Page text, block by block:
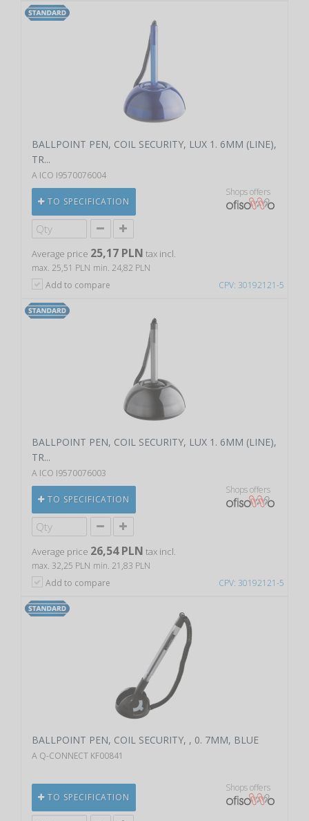
CPV: 30192121-5
BALLPOINT PEN, COIL SECURITY, LUX 1. 6MM (LINE),
TR...
A ICO I9570076004
TO SPECIFICATION
Shops offers
Average price 25,17 PLN tax incl.
max. 25,51 PLN min. 24,82 PLN
Add to compare
CPV: 30192121-5
BALLPOINT PEN, COIL SECURITY, LUX 1. 6MM (LINE),
TR...
A ICO I9570076003
TO SPECIFICATION
Shops offers
Average price 26,54 PLN tax incl.
max. 32,25 PLN min. 21,83 PLN
Add to compare
BALLPOINT PEN, COIL SECURITY, , 0. 7MM, BLUE
A Q-CONNECT KF00841
TO SPECIFICATION
Shops offers